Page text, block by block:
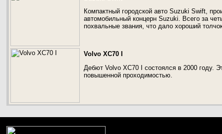
Компактный городской авто Suzuki Swift,
автомобильный концерн Suzuki. Всего за
похвальные звания, что дало хороший
Volvo XC70 I
Дебют Volvo XC70 I состоялся в 2000 году.
повышенной проходимостью.